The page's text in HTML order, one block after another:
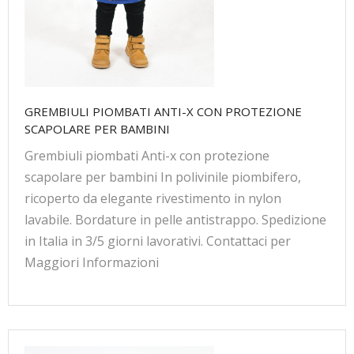
GREMBIULI PIOMBATI ANTI-X CON PROTEZIONE
SCAPOLARE PER BAMBINI
Grembiuli piombati Anti-x con protezione
scapolare per bambini In polivinile piombifero,
ricoperto da elegante rivestimento in nylon
lavabile. Bordature in pelle antistrappo. Spedizione
in Italia in 3/5 giorni lavorativi. Contattaci per
Maggiori Informazioni